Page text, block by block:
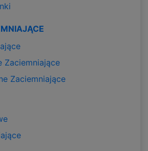
Zaciemniające
Zaciemniające